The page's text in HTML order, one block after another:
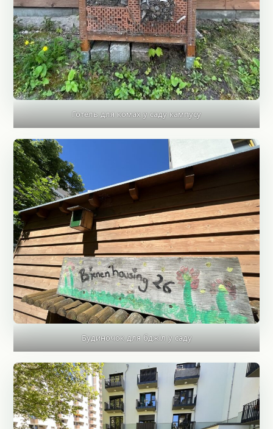
Готель для комах у саду кампусу
Будиночок для бджіл у саду